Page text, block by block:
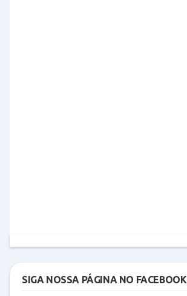
SIGA NOSSA PÁGINA NO FACEBOOK